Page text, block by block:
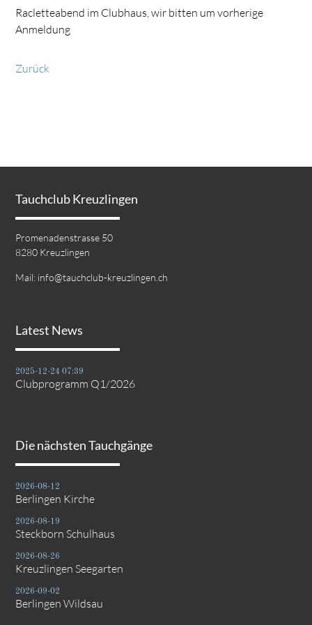
Racletteabend im Clubhaus, wir bitten um vorherige
Anmeldung
Zurück
Tauchclub Kreuzlingen
Promenadenstrasse 50
8280 Kreuzlingen
Mail: info@tauchclub-kreuzlingen.ch
Latest News
2025-12-24 07:39
Clubprogramm Q1/2026
Die nächsten Tauchgänge
2026-08-12
Berlingen Kirche
2026-08-19
Steckborn Schulhaus
2026-08-26
Kreuzlingen Seegarten
2026-09-02
Berlingen Wildsau